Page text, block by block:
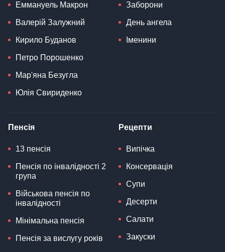
Еммануель Макрон
Валерій Залужний
Кирило Буданов
Петро Порошенко
Мар'яна Безугла
Юлія Свириденко
Заборони
День ангела
Іменини
Пенсія
13 пенсія
Пенсія по інвалідності 2
група
Військова пенсія по
інвалідності
Мінімальна пенсія
Пенсія за вислугу років
Рецепти
Випічка
Консервація
Супи
Десерти
Салати
Закуски